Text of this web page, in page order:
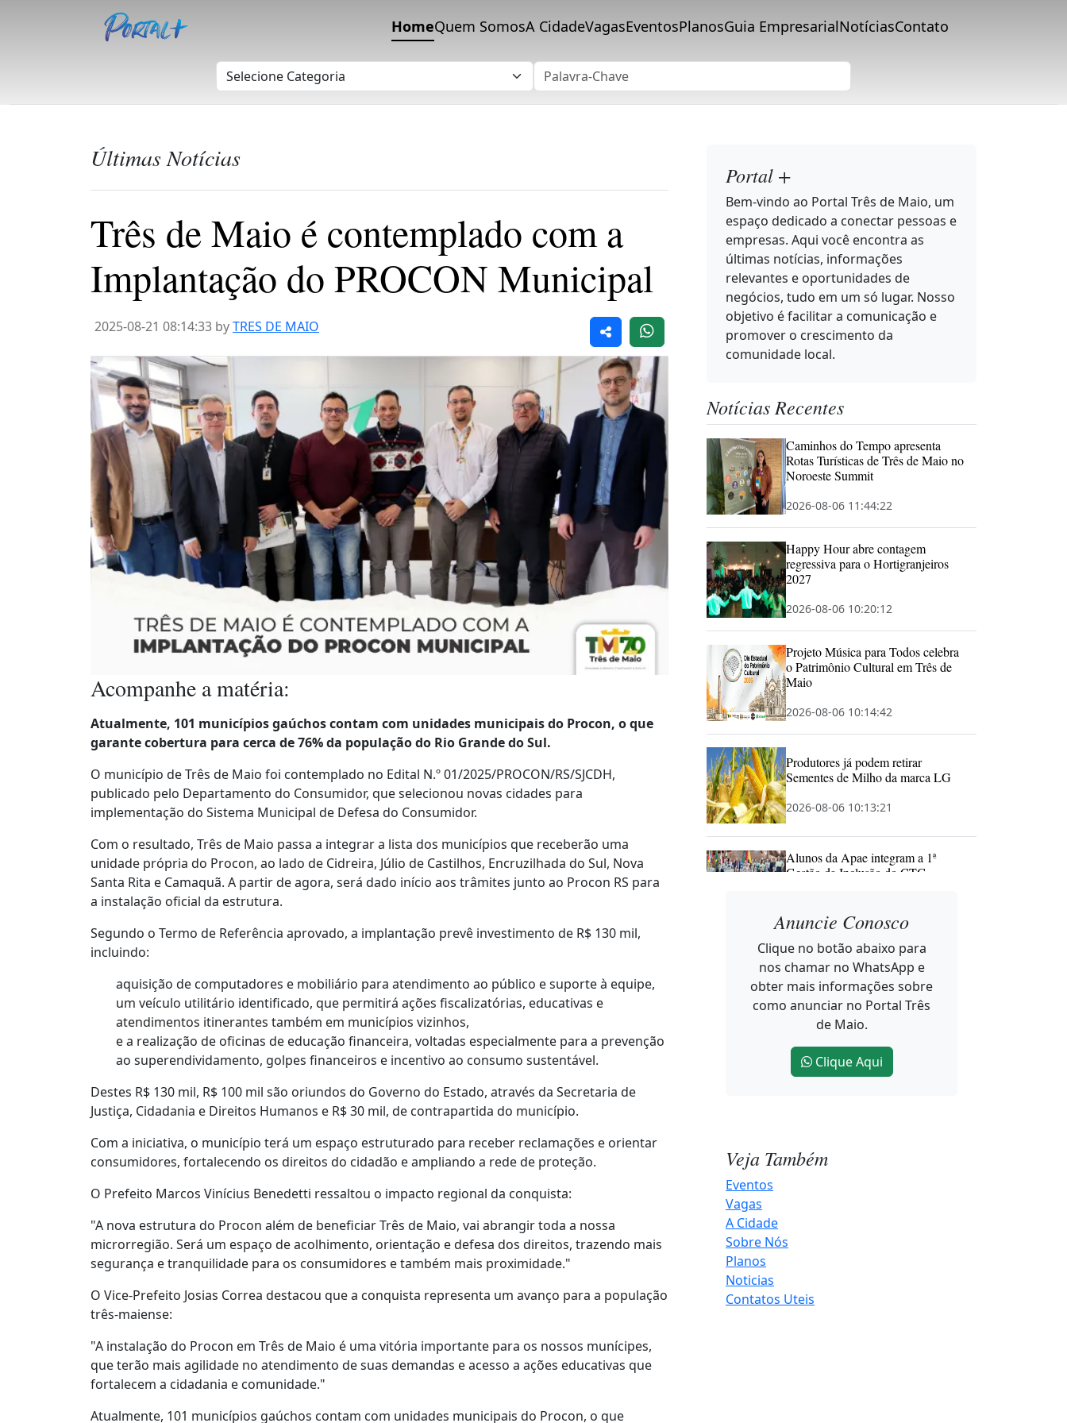
HomeQuem SomosA CidadeVagasEventosPlanosGuia EmpresarialNotíciasContato
Últimas Notícias
Três de Maio é contemplado com a
Implantação do PROCON Municipal
2025-08-21 08:14:33 byTRES DE MAIO
Acompanhe a matéria:
Atualmente, 101 municípios gaúchos contam com unidades municipais do Procon, o que
garante cobertura para cerca de 76% da população do Rio Grande do Sul.
O município de Três de Maio foi contemplado no Edital N.º 01/2025/PROCON/RS/SJCDH,
publicado pelo Departamento do Consumidor, que selecionou novas cidades para
implementação do Sistema Municipal de Defesa do Consumidor.
Com o resultado, Três de Maio passa a integrar a lista dos municípios que receberão uma
unidade própria do Procon, ao lado de Cidreira, Júlio de Castilhos, Encruzilhada do Sul, Nova
Santa Rita e Camaquã. A partir de agora, será dado início aos trâmites junto ao Procon RS para
a instalação oficial da estrutura.
Segundo o Termo de Referência aprovado, a implantação prevê investimento de R$ 130 mil,
incluindo:
aquisição de computadores e mobiliário para atendimento ao público e suporte à equipe,
um veículo utilitário identificado, que permitirá ações fiscalizatórias, educativas e
atendimentos itinerantes também em municípios vizinhos,
e a realização de oficinas de educação financeira, voltadas especialmente para a prevenção
ao superendividamento, golpes financeiros e incentivo ao consumo sustentável.
Destes R$ 130 mil, R$ 100 mil são oriundos do Governo do Estado, através da Secretaria de
Justiça, Cidadania e Direitos Humanos e R$ 30 mil, de contrapartida do município.
Com a iniciativa, o município terá um espaço estruturado para receber reclamações e orientar
consumidores, fortalecendo os direitos do cidadão e ampliando a rede de proteção.
O Prefeito Marcos Vinícius Benedetti ressaltou o impacto regional da conquista:
"A nova estrutura do Procon além de beneficiar Três de Maio, vai abrangir toda a nossa
microrregião. Será um espaço de acolhimento, orientação e defesa dos direitos, trazendo mais
segurança e tranquilidade para os consumidores e também mais proximidade."
O Vice-Prefeito Josias Correa destacou que a conquista representa um avanço para a população
três-maiense:
"A instalação do Procon em Três de Maio é uma vitória importante para os nossos munícipes,
que terão mais agilidade no atendimento de suas demandas e acesso a ações educativas que
fortalecem a cidadania e comunidade."
Atualmente, 101 municípios gaúchos contam com unidades municipais do Procon, o que
Portal +
Bem-vindo ao Portal Três de Maio, um
espaço dedicado a conectar pessoas e
empresas. Aqui você encontra as
últimas notícias, informações
relevantes e oportunidades de
negócios, tudo em um só lugar. Nosso
objetivo é facilitar a comunicação e
promover o crescimento da
comunidade local.
Notícias Recentes
Caminhos do Tempo apresenta
Rotas Turísticas de Três de Maio no
Noroeste Summit
2026-08-06 11:44:22
Happy Hour abre contagem
regressiva para o Hortigranjeiros
2027
2026-08-06 10:20:12
Projeto Música para Todos celebra
o Patrimônio Cultural em Três de
Maio
2026-08-06 10:14:42
Produtores já podem retirar
Sementes de Milho da marca LG
2026-08-06 10:13:21
Alunos da Apae integram a 1ª
Gestão da Inclusão do CTG
2026-08-06 10:11:53
Noroeste Summit começa em
Horizontina mostrando que
Inovação não tem CEP
2026-08-05 17:06:11
Dia dos Pais deve movimentar R$
8,52 bilhões e alcançar melhor
do Sul
Anuncie Conosco
Clique no botão abaixo para
nos chamar no WhatsApp e
obter mais informações sobre
como anunciar no Portal Três
de Maio.
Clique Aqui
Veja Também
Eventos
Vagas
A Cidade
Sobre Nós
Planos
Noticias
Contatos Uteis